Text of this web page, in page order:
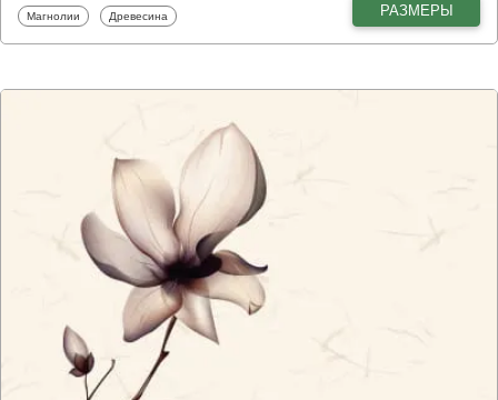
Фотообои
Магнолии Фотообои
Древесина РАЗМЕРЫ